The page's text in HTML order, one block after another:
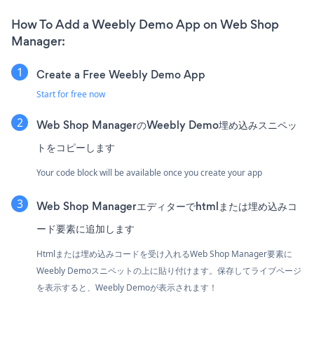
How To Add a Weebly Demo App on Web Shop
Manager:
Create a Free Weebly Demo App
Start for free now
Web Shop ManagerのWeebly Demo埋め込みスニペッ
トをコピーします
Your code block will be available once you create your app
Web Shop Managerエディターでhtmlまたは埋め込みコ
ード要素に追加します
Htmlまたは埋め込みコードを受け入れるWeb Shop Manager要素に
Weebly Demoスニペットの上に貼り付けます。保存してライブページ
を表示すると、Weebly Demoが表示されます！